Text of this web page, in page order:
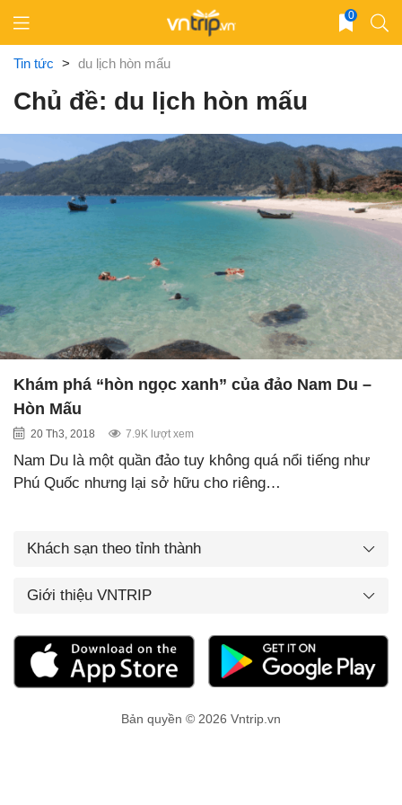
content
0
Tin tức > du lịch hòn mấu
Chủ đề: du lịch hòn mấu
Khám phá “hòn ngọc xanh” của đảo Nam Du –
Hòn Mấu
20 Th3, 2018 7.9K lượt xem
Nam Du là một quần đảo tuy không quá nổi tiếng như
Phú Quốc nhưng lại sở hữu cho riêng…
Khách sạn theo tỉnh thành
Giới thiệu VNTRIP
Bản quyền © 2026 Vntrip.vn